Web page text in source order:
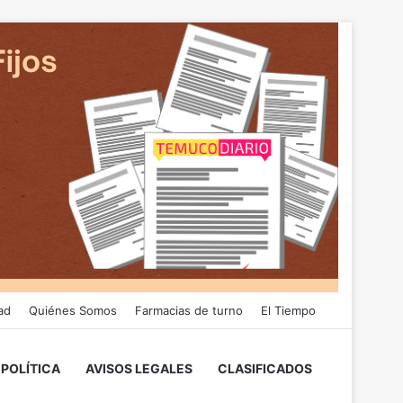
Quiénes Somos Farmacias de turno El Tiempo
POLÍTICA AVISOS LEGALES CLASIFICADOS